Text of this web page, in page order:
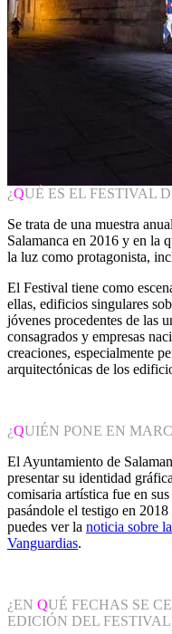
¿QUÉ ES EL FESTIVAL
Se trata de una muestra
Salamanca en 2016 y en la
la luz como protagonista,
El Festival tiene como
ellas, edificios singulares
jóvenes procedentes de las
consagrados y empresas
creaciones, especialmente
arquitectónicas de los
¿QUIÉN PONE EN
El Ayuntamiento de
presentar su identidad
comisaria artística fue en
pasándole el testigo en
puedes ver la noticia sobre
Vanguardias.
¿EN QUÉ FECHAS SE
EDICIÓN DEL